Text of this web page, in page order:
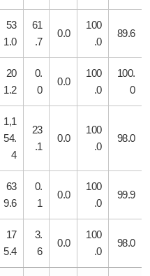
53
1.0
61
.7
0.0
100
.0
89.6
20
1.2
0.
0
0.0
100
.0
100.
0
1,1
54.
4
23
.1
0.0
100
.0
98.0
63
9.6
0.
1
0.0
100
.0
99.9
17
5.4
3.
6
0.0
100
.0
98.0